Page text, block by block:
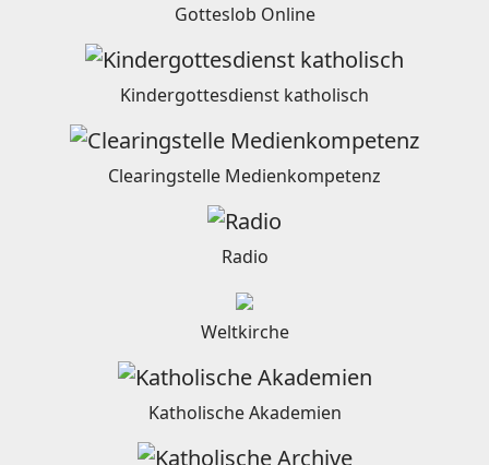
Gotteslob Online
Kindergottesdienst katholisch
Clearingstelle Medienkompetenz
Radio
Weltkirche
Katholische Akademien